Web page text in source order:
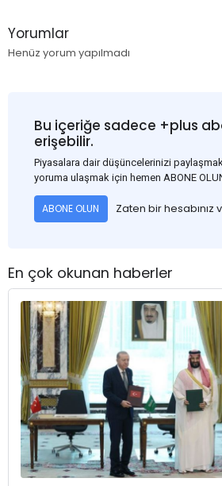
Yorumlar
Henüz yorum yapılmadı
Bu içeriğe sadece +plus
erişebilir.
Piyasalara dair düşüncelerinizi
yoruma ulaşmak için hemen ABONE
ABONE OLUN Zaten bir hesabınız
En çok okunan haberler